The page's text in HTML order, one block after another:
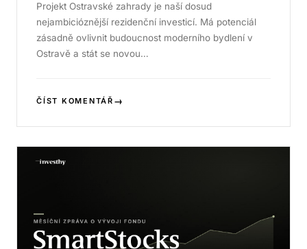
Projekt Ostravské zahrady je naší dosud
nejambicióznější rezidenční investicí. Má potenciál
zásadně ovlivnit budoucnost moderního bydlení v
Ostravě a stát se novou…
ČÍST KOMENTÁŘ →